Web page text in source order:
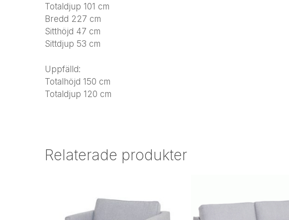
Totaldjup 101 cm
Bredd 227 cm
Sitthöjd 47 cm
Sittdjup 53 cm
Uppfälld:
Totalhöjd 150 cm
Totaldjup 120 cm
Relaterade produkter